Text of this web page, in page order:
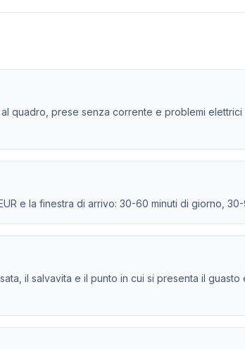
quadro, prese senza corrente e problemi
e la finestra di arrivo: 30-60 minuti di giorno,
il salvavita e il punto in cui si presenta il